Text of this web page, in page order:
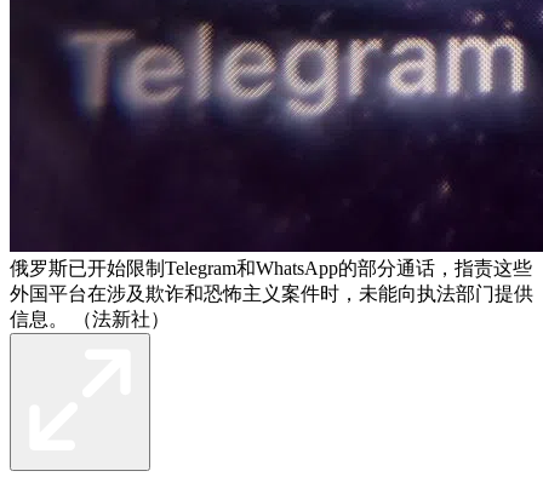
俄罗斯已开始限制Telegram和WhatsApp的部分通话，指责这些
外国平台在涉及欺诈和恐怖主义案件时，未能向执法部门提供
信息。 （法新社）